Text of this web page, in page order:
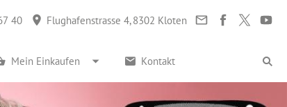
40 Flughafenstrasse 4, 8302 Kloten
Mein Einkaufen Kontakt